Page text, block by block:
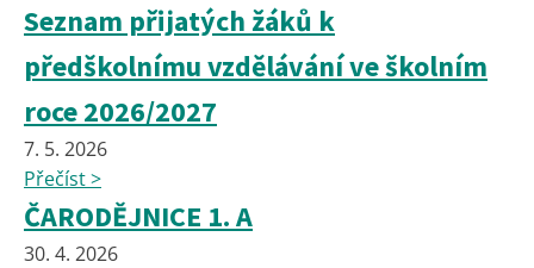
Seznam přijatých žáků k
předškolnímu vzdělávání ve školním
roce 2026/2027
7. 5. 2026
Přečíst >
ČARODĚJNICE 1. A
30. 4. 2026